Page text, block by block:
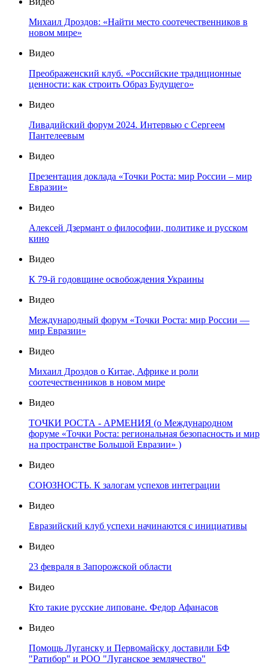
Михаил Дроздов: «Найти место соотечественников в
новом мире»
Видео
Преображенский клуб. «Российские традиционные
ценности: как строить Образ Будущего»
Видео
Ливадийский форум 2024. Интервью с Сергеем
Пантелеевым
Видео
Презентация доклада «Точки Роста: мир России – мир
Евразии»
Видео
Алексей Дзермант о философии, политике и русском
кино
Видео
К 79-й годовщине освобождения Украины
Видео
Международный форум «Точки Роста: мир России —
мир Евразии»
Видео
Михаил Дроздов о Китае, Африке и роли
соотечественников в новом мире
Видео
ТОЧКИ РОСТА - АРМЕНИЯ (о Международном
форуме «Точки Роста: региональная безопасность и мир
на пространстве Большой Евразии» )
Видео
СОЮЗНОСТЬ. К залогам успехов интеграции
Видео
Евразийский клуб успехи начинаются с инициативы
Видео
23 февраля в Запорожской области
Видео
Кто такие русские липоване. Федор Афанасов
Видео
Помощь Луганску и Первомайску доставили БФ
"Ратибор" и РОО "Луганское землячество"